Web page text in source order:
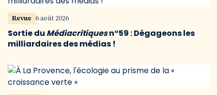
Revue 6 août 2026
Sortie du Médiacritiquesn°59 : Dégageons les
milliardaires des médias !